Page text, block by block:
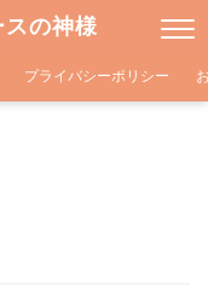
の神様
プライバシーポリシー